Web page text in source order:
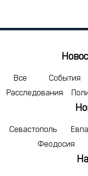
3 4 5
19
24 25 26
31 1 2
Все События
Расследования
Севастополь
Феодосия